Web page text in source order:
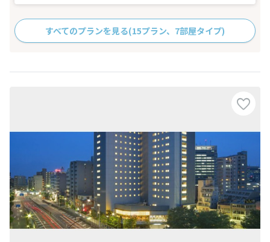
すべてのプランを見る(15プラン、7部屋タイプ)